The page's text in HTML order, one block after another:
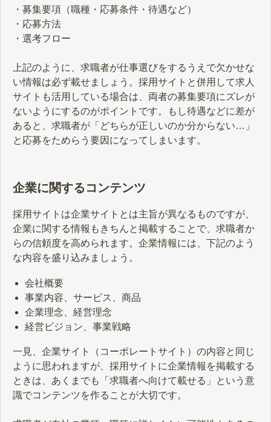
・募集要項（職種・応募条件・待遇など）
・応募方法
・選考フロー
上記のように、求職者が仕事選びをするうえで欠かせな
い情報は必ず載せましょう。採用サイトと併用して求人
サイトも活用している場合は、両者の募集要項にズレが
ないようにするのがポイントです。もし待遇などに差が
あると、求職者が「どちらが正しいのか分からない…」
と応募をためらう要因になってしまいます。
企業に関するコンテンツ
採用サイトは企業サイトとは主旨が異なるものですが、
企業に関する情報もきちんと掲載することで、求職者か
らの信頼度を高められます。企業情報には、下記のよう
な内容を盛り込みましょう。
会社概要
事業内容、サービス、商品
企業理念、経営理念
経営ビジョン、事業戦略
一見、企業サイト（コーポレートサイト）の内容と同じ
ように思われますが、採用サイトに企業情報を掲載する
ときは、あくまでも「求職者へ向けて載せる」という意
識でコンテンツを作ることが大切です。